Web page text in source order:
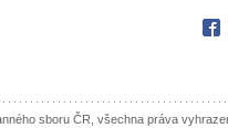
sboru ČR, všechna práva